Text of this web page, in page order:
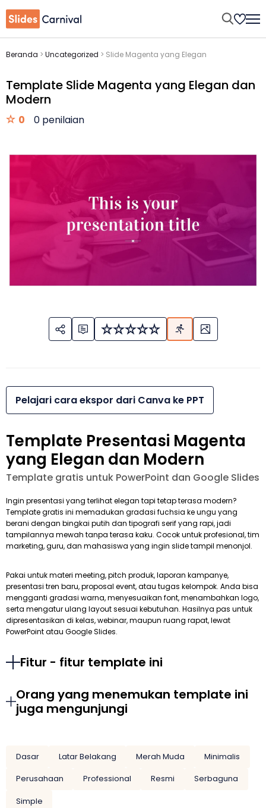
Beranda > Uncategorized > Slide Magenta yang Elegan
Template Slide Magenta yang Elegan dan
Modern
0 0 penilaian
Pelajari cara ekspor dari Canva ke PPT
Template Presentasi Magenta
yang Elegan dan Modern
Template gratis untuk PowerPoint dan Google Slides
Ingin presentasi yang terlihat elegan tapi tetap terasa modern?
Template gratis ini memadukan gradasi fuchsia ke ungu yang
berani dengan bingkai putih dan tipografi serif yang rapi, jadi
tampilannya mewah tanpa terasa kaku. Cocok untuk profesional, tim
marketing, guru, dan mahasiswa yang ingin slide tampil menonjol.
Pakai untuk materi meeting, pitch produk, laporan kampanye,
presentasi tren baru, proposal event, atau tugas kelompok. Anda bisa
mengganti gradasi warna, menyesuaikan font, menambahkan logo,
serta mengatur ulang layout sesuai kebutuhan. Hasilnya pas untuk
dipresentasikan di kelas, webinar, maupun ruang rapat, lewat
PowerPoint atau Google Slides.
Fitur - fitur template ini
Orang yang menemukan template ini
juga mengunjungi
Dasar Latar Belakang Merah Muda
Minimalis
Perusahaan
Professional Resmi
Serbaguna
Simple